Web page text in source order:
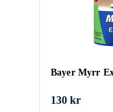
Bayer Myrr
130 kr